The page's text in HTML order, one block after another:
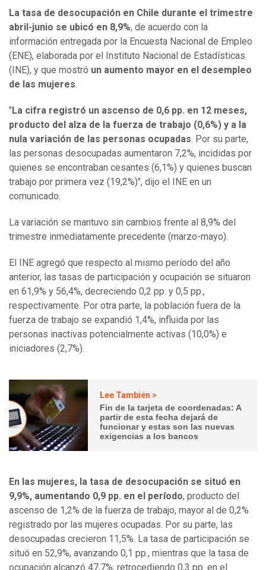
La tasa de desocupación en Chile durante el trimestre
abril-junio se ubicó en 8,9%, de acuerdo con la
información entregada por la Encuesta Nacional de Empleo
(ENE), elaborada por el Instituto Nacional de Estadísticas
(INE), y que mostró un aumento mayor en el desempleo
de las mujeres.
" La cifra registró un ascenso de 0,6 pp. en 12 meses,
producto del alza de la fuerza de trabajo (0,6%) y a la
nula variación de las personas ocupadas. Por su parte,
las personas desocupadas aumentaron 7,2%, incididas por
quienes se encontraban cesantes (6,1%) y quienes buscan
trabajo por primera vez (19,2%)", dijo el INE en un
comunicado.
La variación se mantuvo sin cambios frente al 8,9% del
trimestre inmediatamente precedente (marzo-mayo).
El INE agregó que respecto al mismo período del año
anterior, las tasas de participación y ocupación se situaron
en 61,9% y 56,4%, decreciendo 0,2 pp. y 0,5 pp.,
respectivamente. Por otra parte, la población fuera de la
fuerza de trabajo se expandió 1,4%, influida por las
personas inactivas potencialmente activas (10,0%) e
iniciadores (2,7%).
Lee También >
Fin de la tarjeta de coordenadas: A
partir de esta fecha dejará de
funcionar y estas son las nuevas
exigencias a los bancos
En las mujeres, la tasa de desocupación se situó en
9,9%, aumentando 0,9 pp. en el período, producto del
ascenso de 1,2% de la fuerza de trabajo, mayor al de 0,2%
registrado por las mujeres ocupadas. Por su parte, las
desocupadas crecieron 11,5%. La tasa de participación se
situó en 52,9%, avanzando 0,1 pp., mientras que la tasa de
ocupación alcanzó 47,7%, retrocediendo 0,3 pp. en el